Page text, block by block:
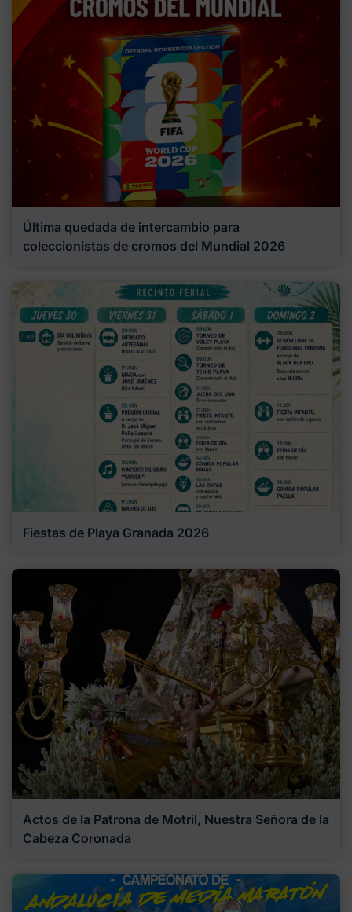
Última quedada de intercambio para
coleccionistas de cromos del Mundial 2026
Fiestas de Playa Granada 2026
Actos de la Patrona de Motril, Nuestra Señora de la
Cabeza Coronada